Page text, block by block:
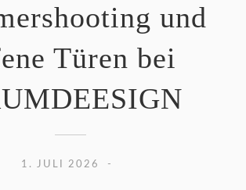
und
Türen bei
1. JULI 2026